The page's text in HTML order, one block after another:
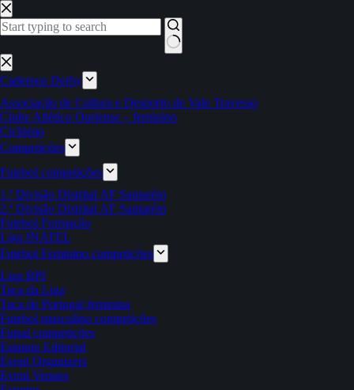
Pular
para
o
Sem
resultados
Cadernos Derby
Associação de Cultura e Desporto de Vale Travesso
Clube Atlético Ouriense – feminino
Ciclismo
Competições
Futebol competições
1.ª Divisão Distrital AF Santarém
2.ª Divisão Distrital AF Santarém
Futebol Formação
Liga INATEL
Futebol Feminino competições
Liga BPI
Taça da Liga
Taça de Portugal feminina
Futebol masculino competições
Futsal competições
Estatuto Editorial
Event Organizers
Event Venues